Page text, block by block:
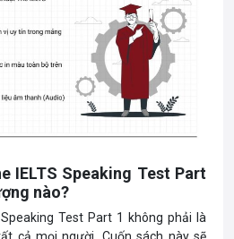
IELTS Speaking Test Part
nào?
Test Part 1 không phải là
cả mọi người. Cuốn sách này sẽ